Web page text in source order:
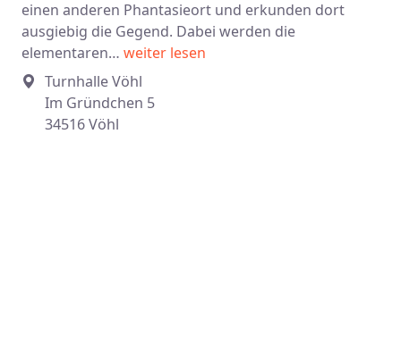
einen anderen Phantasieort und erkunden dort
ausgiebig die Gegend. Dabei werden die
elementaren… weiter lesen
Turnhalle Vöhl
Im Gründchen 5
34516 Vöhl